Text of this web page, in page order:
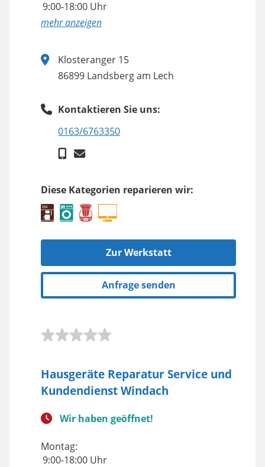
9:00-18:00 Uhr
anzeigen
Klosteranger 15
86899 Landsberg am Lech
Kontaktieren Sie uns:
0163/6763350
Diese Kategorien reparieren wir:
Zur Werkstatt
Anfrage senden
Hausgeräte Reparatur Service und
Kundendienst Windach
Wir haben geöffnet!
Montag:
9:00-18:00 Uhr